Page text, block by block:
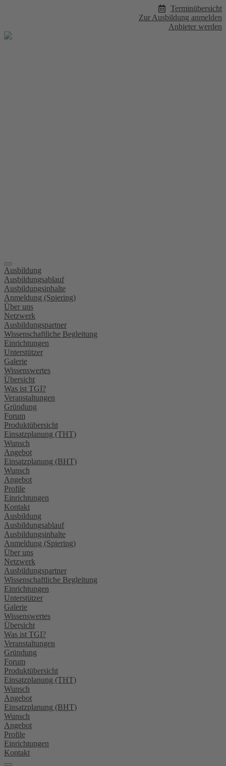
Terminübersicht
Zur Ausbildung anmelden
Anbieter werden
Ausbildung
Ausbildungsablauf
Ausbildungsinhalte
Anmeldung (Spiering)
Über uns
Netzwerk
Ausbildungspartner
Wissenschaftliche Begleitung
Einrichtungen
Unterstützer
Galerie
Wissenswertes
Übersicht
Was ist TGI?
Veranstaltungen
Gründung
Forum
Produktübersicht
Einsatzplanung (THT)
Wunsch
Angebot
Einsatzplanung (BHT)
Wunsch
Angebot
Profile
Einrichtungen
Kontakt
Ausbildung
Ausbildungsablauf
Ausbildungsinhalte
Anmeldung (Spiering)
Über uns
Netzwerk
Ausbildungspartner
Wissenschaftliche Begleitung
Einrichtungen
Unterstützer
Galerie
Wissenswertes
Übersicht
Was ist TGI?
Veranstaltungen
Gründung
Forum
Produktübersicht
Einsatzplanung (THT)
Wunsch
Angebot
Einsatzplanung (BHT)
Wunsch
Angebot
Profile
Einrichtungen
Kontakt